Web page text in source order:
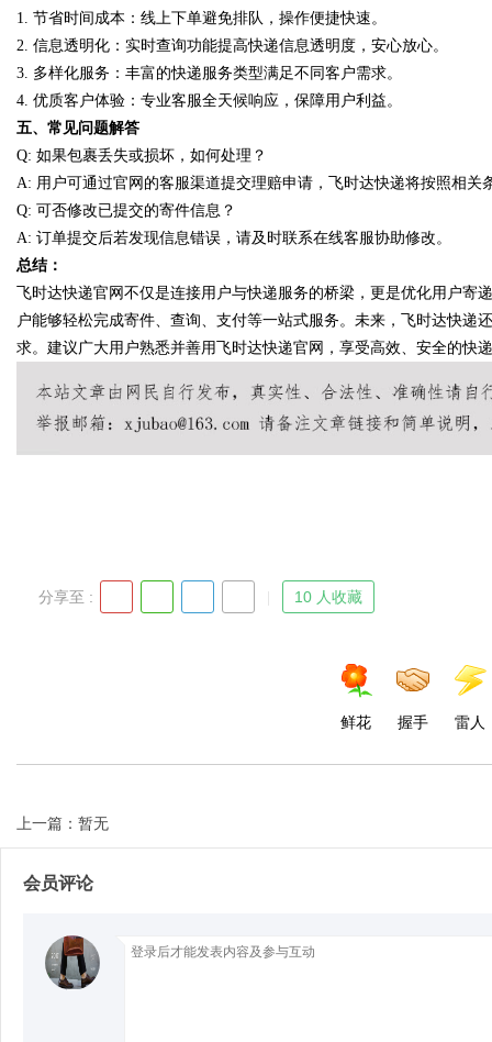
Bo
ar
1. 节省时间成本：线上下单避免排队，操作便捷快速。
2. 信息透明化：实时查询功能提高快递信息透明度，安心放心。
3. 多样化服务：丰富的快递服务类型满足不同客户需求。
4. 优质客户体验：专业客服全天候响应，保障用户利益。
五、常见问题解答
Q: 如果包裹丢失或损坏，如何处理？
A: 用户可通过官网的客服渠道提交理赔申请，飞时达快递将按照相关
Q: 可否修改已提交的寄件信息？
A: 订单提交后若发现信息错误，请及时联系在线客服协助修改。
总结：
飞时达快递官网不仅是连接用户与快递服务的桥梁，更是优化用户
户能够轻松完成寄件、查询、支付等一站式服务。未来，飞时达快递
求。建议广大用户熟悉并善用飞时达快递官网，享受高效、安全的快
分享至 : 10 人收藏
鲜花 握手 雷人
上一篇：暂无
会员评论